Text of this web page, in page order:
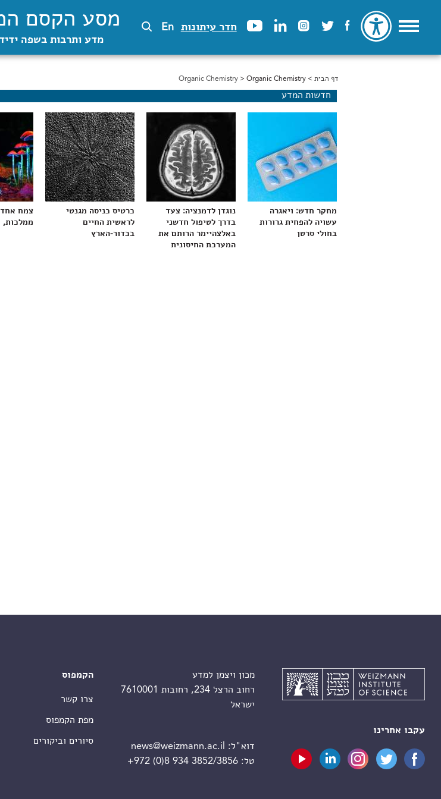
חדר עיתונות En מסע הקסם
מדע ותרבות בשפה
הינך נמצא כאן
דף הבית >
Organic Chemistry> Organic Chemistry
חדשות המדע
מחקר חדש: ויאגרה
עשויה להפחית גרורות
בחולי סרטן
נוגדן לדמנציה: צעד
בדרך לטיפול חדשני
באלצהיימר הרותם את
המערכת החיסונית
כרטיס כניסה מגנטי
לראשית החיים
בכדור-הארץ
צמח
ממלכות,
עקבו אחרינו
מכון ויצמן למדע
רחוב הרצל 234, רחובות 7610001
ישראל
דוא"ל:
news@weizmann.ac.il
טל:+972 (0)8 934 3852/3856
הקמפוס
צרו קשר
מפת הקמפוס
סיורים וביקורים